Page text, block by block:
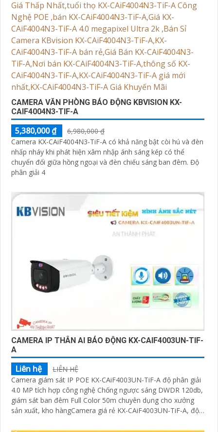
CAMERA VĂN PHÒNG BÁO ĐỘNG KBVISION KX-
CAIF4004N3-TIF-A
5,380,000 ₫
6,980,000 ₫
Camera KX-CAiF4004N3-TiF-A có khả năng bật còi hú và đèn
nhấp nháy khi phát hiện xâm nhập ánh sáng kép có thể
chuyển đổi giữa hồng ngoại và đèn chiếu sáng ban đêm. Độ
phân giải 4
CAMERA IP THÂN AI BÁO ĐỘNG KX-CAIF4003UN-TIF-
A
Liên hệ
LIÊN HỆ
Camera giám sát IP POE KX-CAiF4003UN-TiF-A độ phân giải
4.0 MP tích hợp công nghệ Chống ngược sáng DWDR 120db,
giám sát ban đêm Full Color 50m chuyên dụng cho xưởng
sản xuất, kho hàngCamera giá rẻ KX-CAiF4003UN-TiF-A, độ